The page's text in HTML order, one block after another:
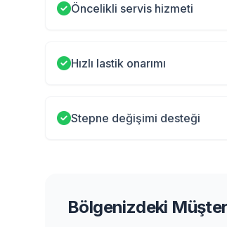
Öncelikli servis hizmeti
Hızlı lastik onarımı
Stepne değişimi desteği
Bölgenizdeki